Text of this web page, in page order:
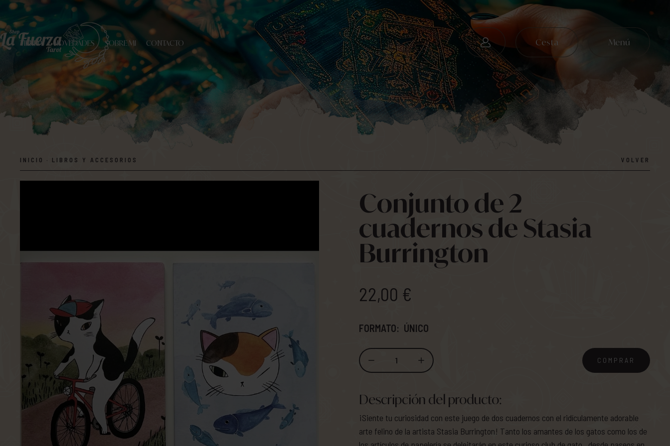
TIENDA NOVEDADES SOBRE MI CONTACTO Cesta Menú
INICIO · LIBROS Y ACCESORIOS VOLVER
Conjunto de 2
cuadernos de Stasia
Burrington
22,00 €
FORMATO: ÚNICO
1 COMPRAR
Descripción del producto:
¡Siente tu curiosidad con este juego de dos cuadernos con el ridículamente adorable
arte felino de la artista Stasia Burrington! Tanto los amantes de los gatos como los de